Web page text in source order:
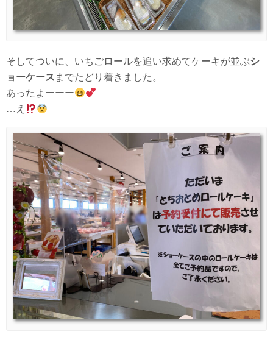
そしてついに、いちごロールを追い求めてケーキが並ぶシ
ョーケース までたどり着きました。
あったよーーー
…え